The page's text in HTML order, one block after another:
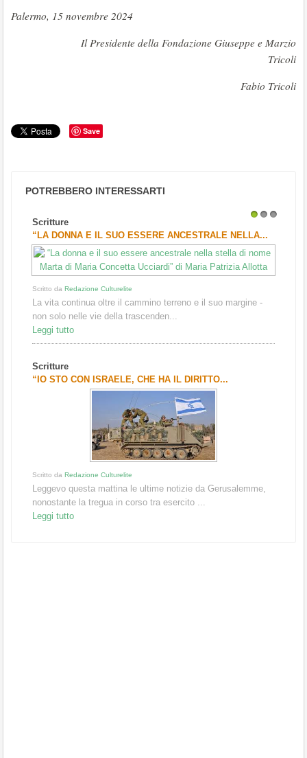
Palermo, 15 novembre 2024
Il Presidente della Fondazione Giuseppe e Marzio
Tricoli
Fabio Tricoli
Save
POTREBBERO INTERESSARTI
Scritture
“LA DONNA E IL SUO ESSERE ANCESTRALE NELLA...
Scritto da Redazione Culturelite
La vita continua oltre il cammino terreno e il suo margine -
non solo nelle vie della trascenden...
Leggi tutto
Scritture
“IO STO CON ISRAELE, CHE HA IL DIRITTO...
Scritto da Redazione Culturelite
Leggevo questa mattina le ultime notizie da Gerusalemme,
nonostante la tregua in corso tra esercito ...
Leggi tutto